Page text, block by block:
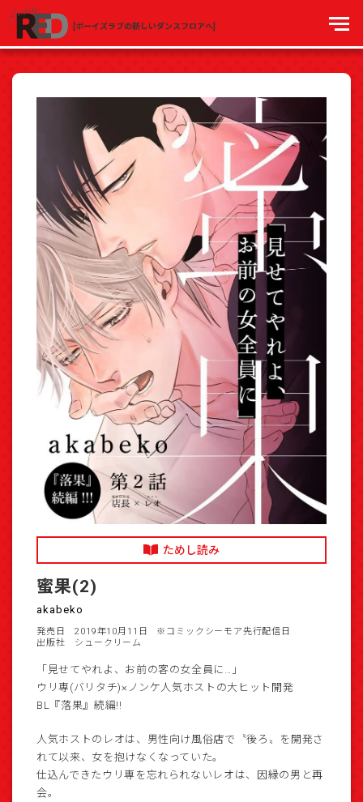
[ボーイズラブの新しいダンスフロアへ]
ためし読み
蜜果(2)
akabeko
発売日 2019年10月11日
※コミックシーモア先行配信日
出版社 シュークリーム
「見せてやれよ、お前の客の女全員に…」
ウリ専(バリタチ)×ノンケ人気ホストの大ヒット開発
BL『落果』続編!!
人気ホストのレオは、男性向け風俗店で〝後ろ〟を開発さ
れて以来、女を抱けなくなっていた。
仕込んできたウリ専を忘れられないレオは、因縁の男と再
会。